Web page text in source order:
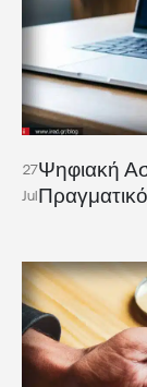
27
Jul
Ψηφιακή